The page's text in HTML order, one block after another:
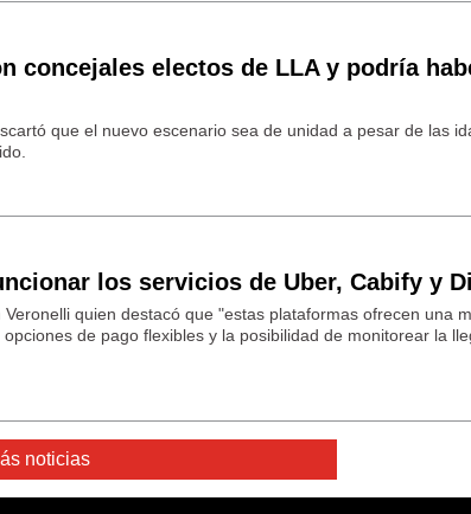
concejales electos de LLA y podría
que el nuevo escenario sea de unidad a pesar de las
los servicios de Uber, Cabify y
quien destacó que "estas plataformas ofrecen una
de pago flexibles y la posibilidad de monitorear la
noticias